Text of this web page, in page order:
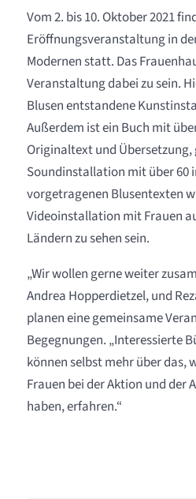
Vom 2. bis 10. Oktober 2021
Eröffnungsveranstaltung in
Modernen statt. Das
Veranstaltung dabei zu sein.
Blusen entstandene
Außerdem ist ein Buch mit
Originaltext und Übersetzung,
Soundinstallation mit über 60
vorgetragenen Blusentexten
Videoinstallation mit Frauen
Ländern zu sehen sein.
„Wir wollen gerne weiter
Andrea Hopperdietzel, und
planen eine gemeinsame
Begegnungen. „Interessierte
können selbst mehr über das,
Frauen bei der Aktion und der
haben, erfahren.“